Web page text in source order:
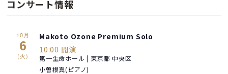
コンサート情報
10月
6
(火)
Makoto Ozone Premium Solo
10:00 開演
第一生命ホール | 東京都 中央区
小曽根真(ピアノ)